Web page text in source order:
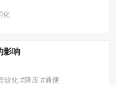
化
影响
软化 #降压 #通便